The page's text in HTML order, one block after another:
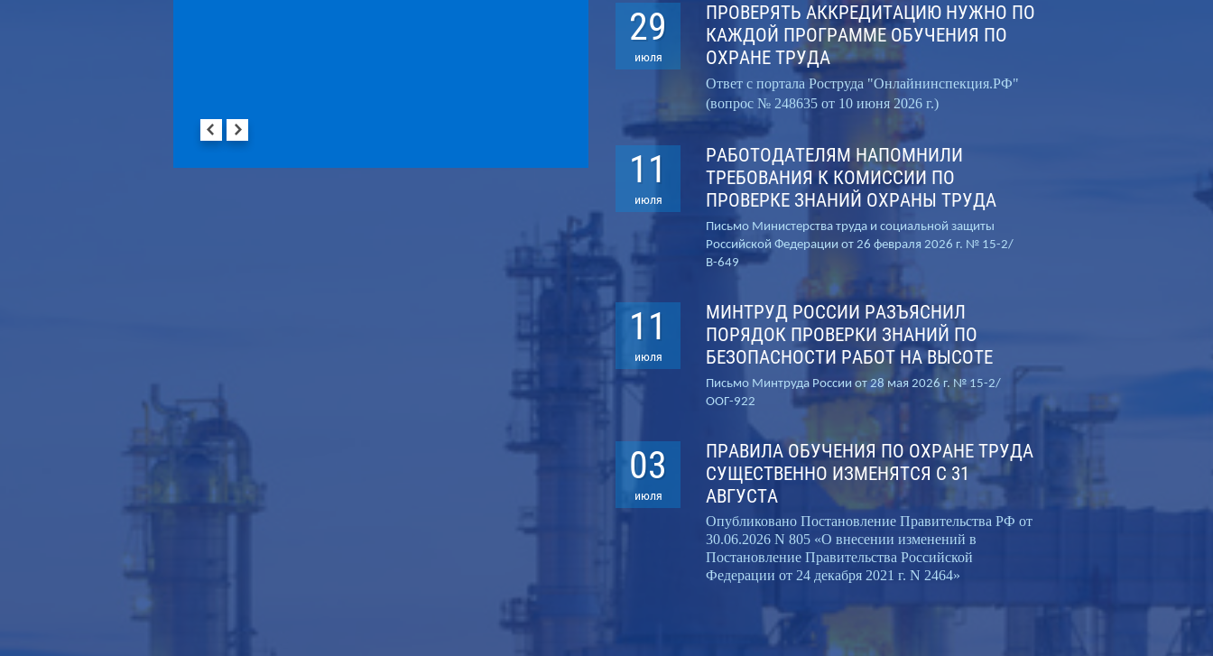
29
июля
ПРОВЕРЯТЬ АККРЕДИТАЦИЮ НУЖНО ПО
КАЖДОЙ ПРОГРАММЕ ОБУЧЕНИЯ ПО
ОХРАНЕ ТРУДА
Ответ с портала Роструда "Онлайнинспекция.РФ"
(вопрос № 248635 от 10 июня 2026 г.)
11
июля
РАБОТОДАТЕЛЯМ НАПОМНИЛИ
ТРЕБОВАНИЯ К КОМИССИИ ПО
ПРОВЕРКЕ ЗНАНИЙ ОХРАНЫ ТРУДА
Письмо Министерства труда и социальной защиты
Российской Федерации от 26 февраля 2026 г. № 15-2/
В-649
11
июля
МИНТРУД РОССИИ РАЗЪЯСНИЛ
ПОРЯДОК ПРОВЕРКИ ЗНАНИЙ ПО
БЕЗОПАСНОСТИ РАБОТ НА ВЫСОТЕ
Письмо Минтруда России от 28 мая 2026 г. № 15-2/
ООГ-922
03
июля
ПРАВИЛА ОБУЧЕНИЯ ПО ОХРАНЕ ТРУДА
СУЩЕСТВЕННО ИЗМЕНЯТСЯ С 31
АВГУСТА
Опубликовано Постановление Правительства РФ от
30.06.2026 N 805 «О внесении изменений в
Постановление Правительства Российской
Федерации от 24 декабря 2021 г. N 2464»